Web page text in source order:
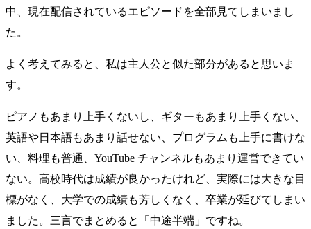
中、現在配信されているエピソードを全部見てしまいまし
た。
よく考えてみると、私は主人公と似た部分があると思いま
す。
ピアノもあまり上手くないし、ギターもあまり上手くない、
英語や日本語もあまり話せない、プログラムも上手に書けな
い、料理も普通、YouTube チャンネルもあまり運営できてい
ない。高校時代は成績が良かったけれど、実際には大きな目
標がなく、大学での成績も芳しくなく、卒業が延びてしまい
ました。三言でまとめると「中途半端」ですね。